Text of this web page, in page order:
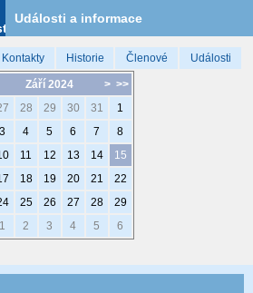
Události a informace
Kontakty Historie Členové Události
> >>
Září 2024
28 29 30 31
1
3 4 5 6 7
8
11 12 13 14
15
18 19 20 21
22
25 26 27 28
29
1 2 3 4 5 6